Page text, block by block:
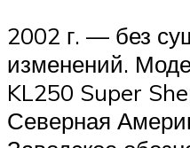
2002 г. — без
изменений.
KL250 Super
Северная